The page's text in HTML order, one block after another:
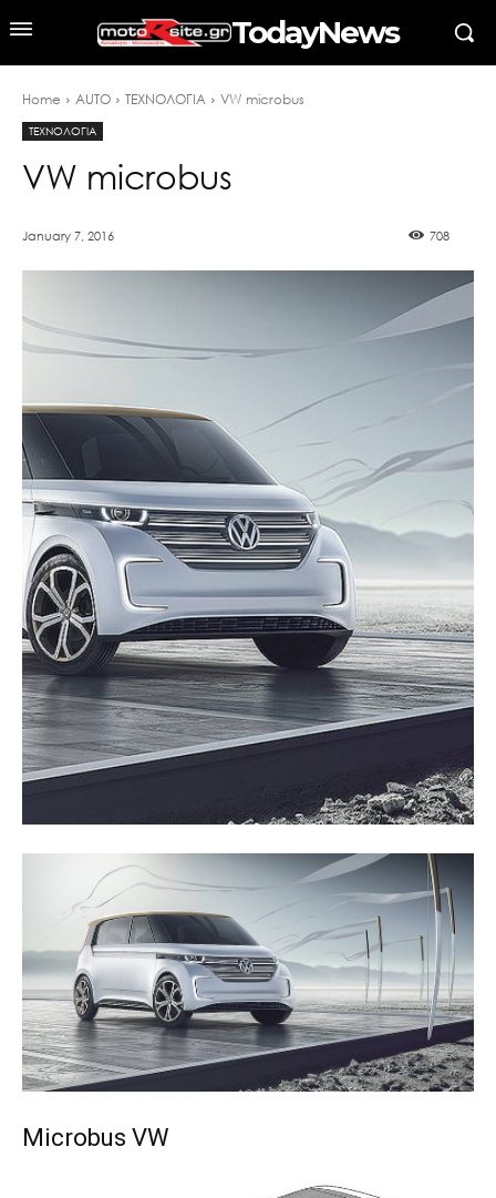
TodayNews
Home AUTO ΤΕΧΝΟΛΟΓΙΑ VW microbus
ΤΕΧΝΟΛΟΓΙΑ
VW microbus
January 7, 2016 708
Microbus VW